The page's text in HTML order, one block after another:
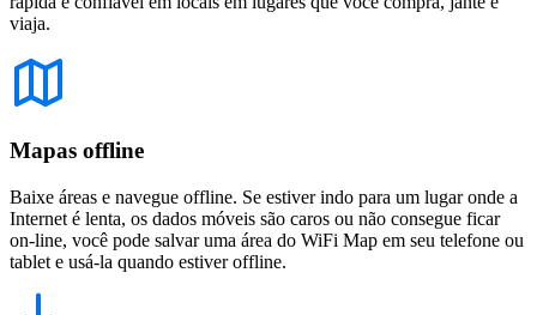
viaja.
Mapas offline
Baixe áreas e navegue offline. Se estiver indo para um lugar onde a
Internet é lenta, os dados móveis são caros ou não consegue ficar
on-line, você pode salvar uma área do WiFi Map em seu telefone ou
tablet e usá-la quando estiver offline.